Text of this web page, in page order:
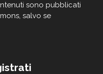
sono pubblicati
salvo se